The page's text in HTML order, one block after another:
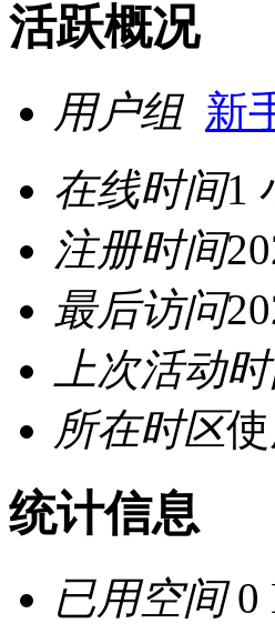
活跃概况
用户组 新
在线时间1
注册时间
最后访问
上次活动
所在时区
统计信息
已用空间0